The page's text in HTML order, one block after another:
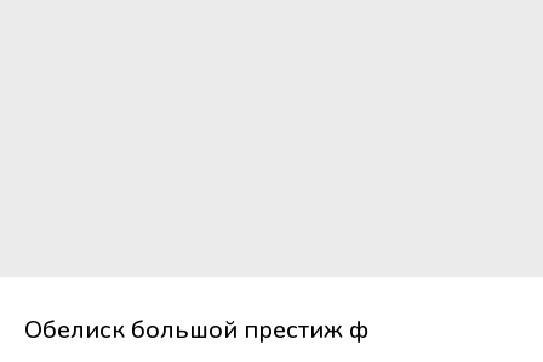
Обелиск большой престиж ф